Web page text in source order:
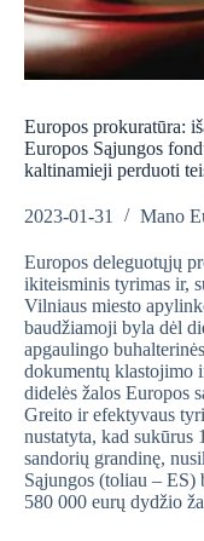
Europos prokuratūra:
Europos Sąjungos
kaltinamieji perduoti
2023-01-31 Mano
Europos deleguotųjų
ikiteisminis tyrimas ir,
Vilniaus miesto
baudžiamoji byla dėl
apgaulingo
dokumentų klastojimo
didelės žalos Europos
Greito ir efektyvaus
nustatyta, kad
sandorių grandinę,
Sąjungos (toliau –
580 000 eurų dydžio